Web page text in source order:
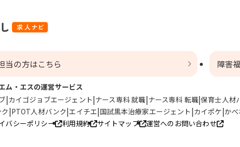
当の方はこちら 障害
ム・エスの運営サービス
カイゴジョブエージェント ナース専科 就職 ナース専科 転職 保育士人材
PTOT人材バンク エイチエ 国試黒本治療家エージェント カイポケ か
バシーポリシー 利用規約 サイトマップ 運営へのお問い合わせ